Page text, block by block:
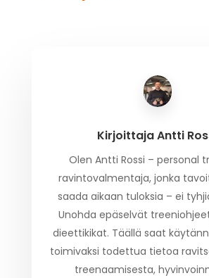
KirjoittajaAntti
Olen Antti Rossi – personal
ravintovalmentaja, jonka
saada aikaan tuloksia – ei
Unohda epäselvät
dieettikikat. Täällä saat
toimivaksi todettua tietoa
treenaamisesta,